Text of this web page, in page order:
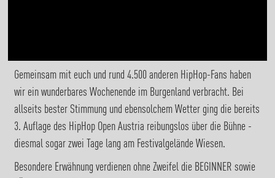
Gemeinsam mit euch und rund 4.500 anderen HipHop-Fans haben
wir ein wunderbares Wochenende im Burgenland verbracht. Bei
allseits bester Stimmung und ebensolchem Wetter ging die bereits
3. Auflage des HipHop Open Austria reibungslos über die Bühne -
diesmal sogar zwei Tage lang am Festivalgelände Wiesen.
Besondere Erwähnung verdienen ohne Zweifel die BEGINNER sowie